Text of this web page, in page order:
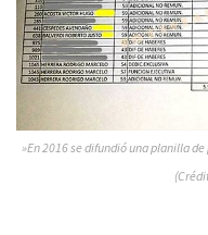
»En 2016 se difundió una planilla